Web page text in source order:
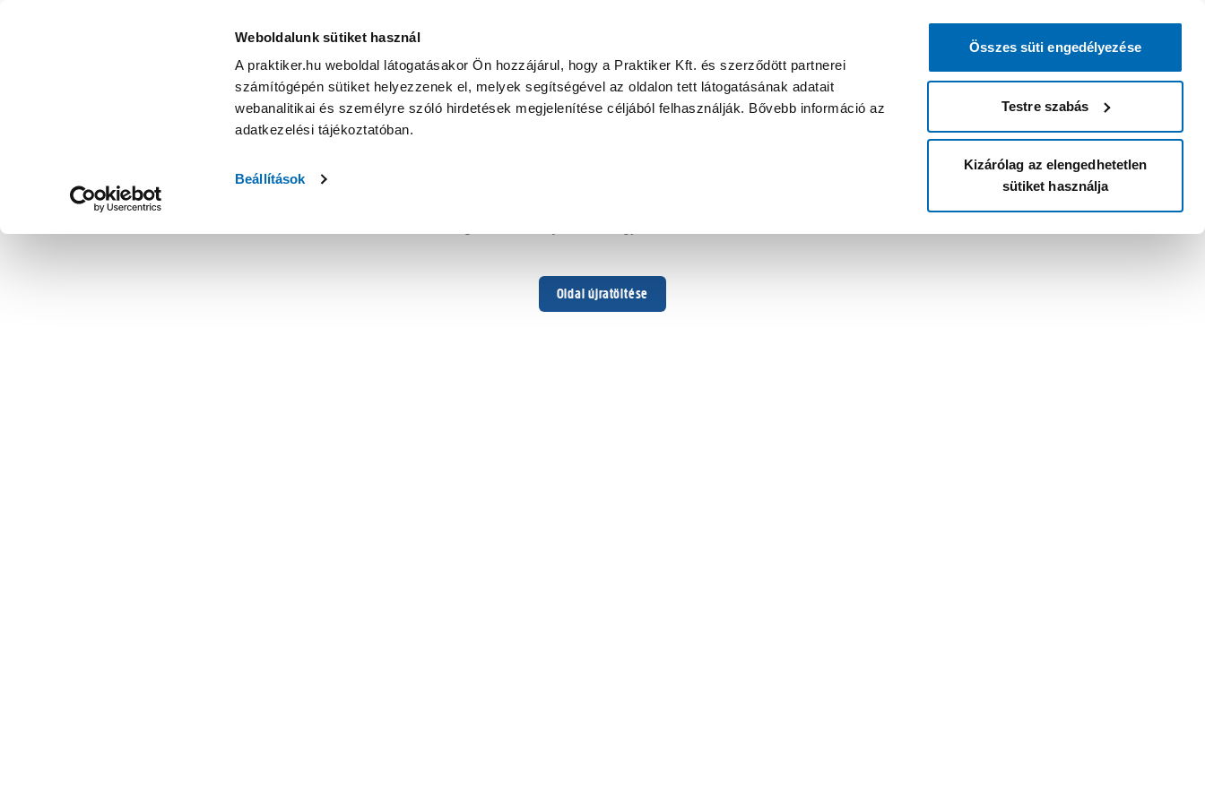
Weboldalunk sütiket használ
A praktiker.hu weboldal látogatásakor Ön hozzájárul, hogy a Praktiker Kft. és szerződött partnerei
számítógépén sütiket helyezzenek el, melyek segítségével az oldalon tett látogatásának adatait
webanalitikai és személyre szóló hirdetések megjelenítése céljából felhasználják. Bővebb információ az
adatkezelési tájékoztatóban.
Beállítások
Összes süti engedélyezése
Testre szabás
Kizárólag az elengedhetetlen
sütiket használja
Oldal újratöltése